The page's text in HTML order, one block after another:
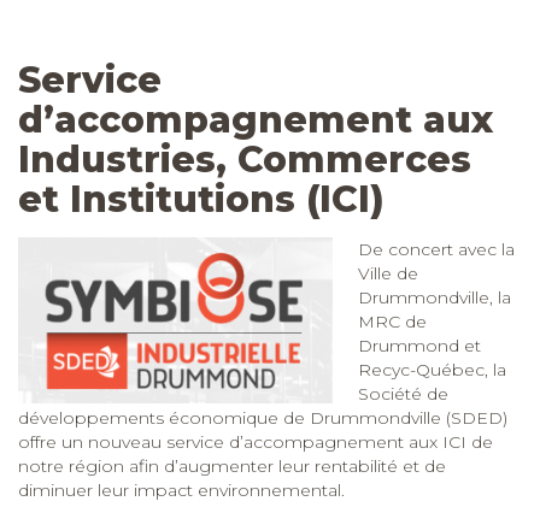
Service
d’accompagnement aux
Industries, Commerces
et Institutions (ICI)
De concert avec la
Ville de
Drummondville, la
MRC de
Drummond et
Recyc-Québec, la
Société de
développements économique de Drummondville (SDED)
offre un nouveau service d’accompagnement aux ICI de
notre région afin d’augmenter leur rentabilité et de
diminuer leur impact environnemental.